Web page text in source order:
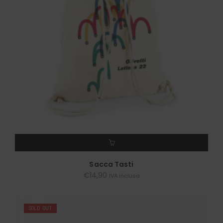
AGGIUNGI AL CARRELLO
Sacca Tasti
€14,90 IVA inclusa
SOLD OUT